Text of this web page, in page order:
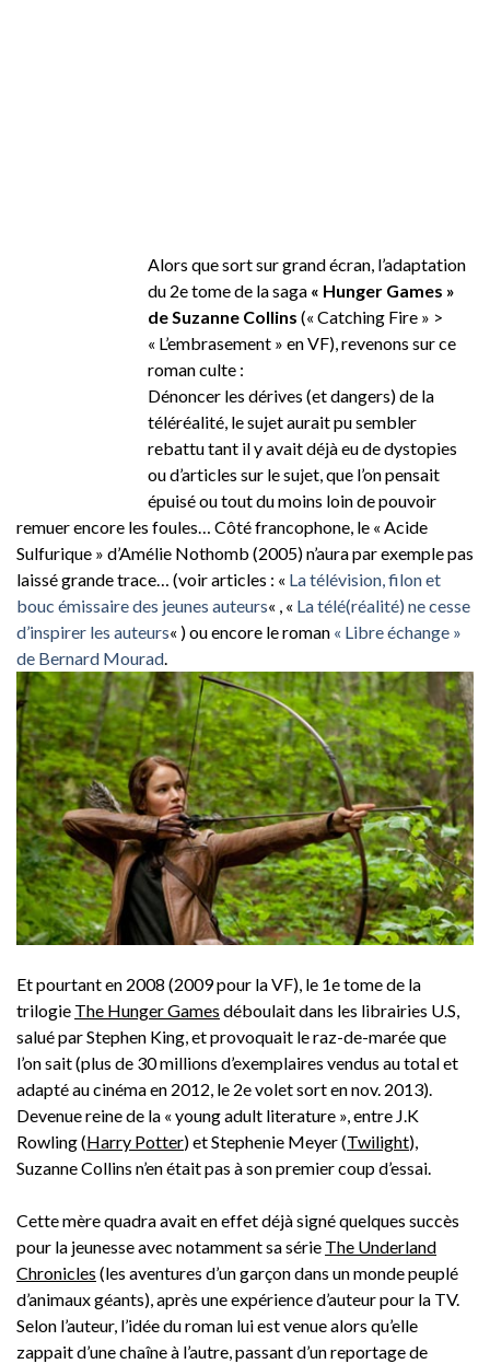
Alors que sort sur grand écran, l’adaptation
du 2e tome de la saga « Hunger Games »
de Suzanne Collins (« Catching Fire » >
« L’embrasement » en VF), revenons sur ce
roman culte :
Dénoncer les dérives (et dangers) de la
téléréalité, le sujet aurait pu sembler
rebattu tant il y avait déjà eu de dystopies
ou d’articles sur le sujet, que l’on pensait
épuisé ou tout du moins loin de pouvoir
remuer encore les foules… Côté francophone, le « Acide
Sulfurique » d’Amélie Nothomb (2005) n’aura par exemple pas
laissé grande trace… (voir articles : « La télévision, filon et
bouc émissaire des jeunes auteurs« , « La télé(réalité) ne cesse
d’inspirer les auteurs« ) ou encore le roman « Libre échange »
de Bernard Mourad
Et pourtant en 2008 (2009 pour la VF), le 1e tome de la
trilogie The Hunger Games déboulait dans les librairies U.S,
salué par Stephen King, et provoquait le raz-de-marée que
l’on sait (plus de 30 millions d’exemplaires vendus au total et
adapté au cinéma en 2012, le 2e volet sort en nov. 2013).
Devenue reine de la « young adult literature », entre J.K
Rowling (Harry Potter) et Stephenie Meyer (Twilight),
Suzanne Collins n’en était pas à son premier coup d’essai.
Cette mère quadra avait en effet déjà signé quelques succès
pour la jeunesse avec notamment sa série The Underland
Chronicles (les aventures d’un garçon dans un monde peuplé
d’animaux géants), après une expérience d’auteur pour la TV.
Selon l’auteur, l’idée du roman lui est venue alors qu’elle
zappait d’une chaîne à l’autre, passant d’un reportage de